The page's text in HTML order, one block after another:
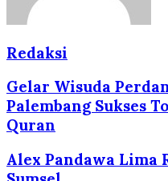
Redaksi
Gelar Wisuda
Palembang Sukses
Quran
Alex Pandawa Lima